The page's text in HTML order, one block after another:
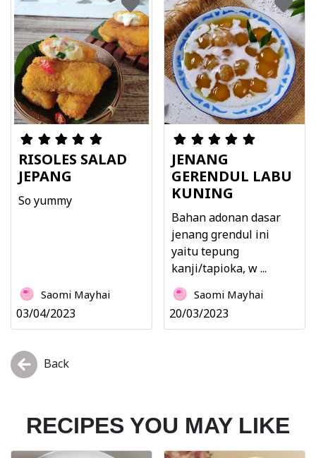
RISOLES SALAD
JEPANG
So yummy
Saomi Mayhai
03/04/2023
JENANG
GERENDUL LABU
KUNING
Bahan adonan dasar
jenang grendul ini
yaitu tepung
kanji/tapioka, w ...
Saomi Mayhai
20/03/2023
Back
RECIPES YOU MAY LIKE